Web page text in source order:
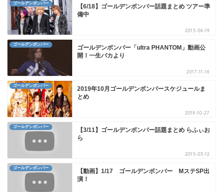
ゴールデンボンバー
【6/18】ゴールデンボンバー話題まとめ ツアー準
備中
2015-06-19
ゴールデンボンバー
ゴールデンボンバー「ultra PHANTOM」動画公
開！一生バカより
2017-11-16
ゴールデンボンバー
2019年10月ゴールデンボンバースケジュールま
とめ
2019-10-27
ゴールデンボンバー
【3/11】ゴールデンボンバー話題まとめ らふぃお
ら
2015-03-12
ゴールデンボンバー
【動画】1/17 ゴールデンボンバー MステSP出
演！